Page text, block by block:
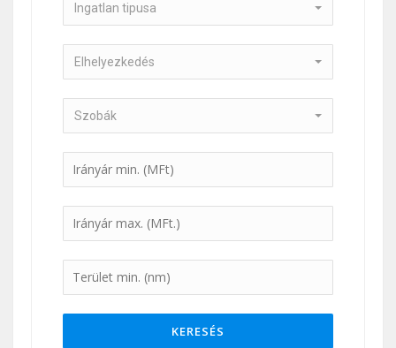
Ingatlan tipusa
Elhelyezkedés
Szobák
KERESÉS